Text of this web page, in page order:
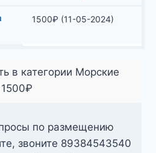
1500₽ (11-05-2024)
в категории Морские
1500₽
по размещению
звоните 89384543540